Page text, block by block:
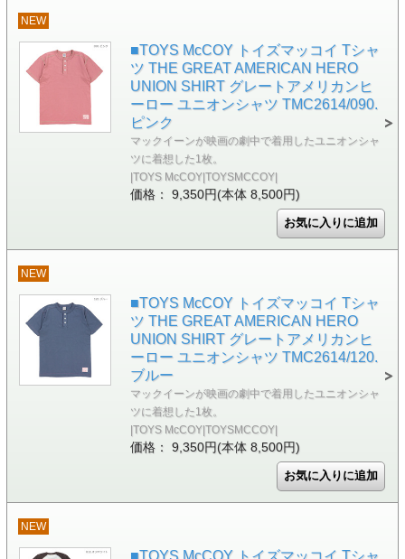
NEW
■TOYS McCOY トイズマッコイ Tシャ
ツ THE GREAT AMERICAN HERO
UNION SHIRT グレートアメリカンヒ
ーロー ユニオンシャツ TMC2614/090.
ピンク
マックイーンが映画の劇中で着用したユニオンシャ
ツに着想した1枚。
|TOYS McCOY|TOYSMCCOY|
価格： 9,350円(本体 8,500円)
NEW
■TOYS McCOY トイズマッコイ Tシャ
ツ THE GREAT AMERICAN HERO
UNION SHIRT グレートアメリカンヒ
ーロー ユニオンシャツ TMC2614/120.
ブルー
マックイーンが映画の劇中で着用したユニオンシャ
ツに着想した1枚。
|TOYS McCOY|TOYSMCCOY|
価格： 9,350円(本体 8,500円)
NEW
■TOYS McCOY トイズマッコイ Tシャ